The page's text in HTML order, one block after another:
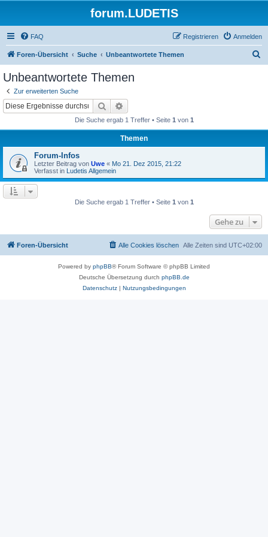
forum.LUDETIS
FAQ Anmelden
Registrieren
Foren-Übersicht Suche Unbeantwortete Themen
Unbeantwortete Themen
Zur erweiterten Suche
Suche
Die Suche ergab 1 Treffer • Seite 1 von 1
Themen
Forum-Infos
Letzter Beitrag von Uwe « Mo 21. Dez 2015, 21:22
Verfasst in Ludetis Allgemein
Die Suche ergab 1 Treffer • Seite 1 von 1
Gehe zu
Foren-Übersicht Alle Zeiten sind UTC+02:00
Alle Cookies löschen
Powered by phpBB® Forum Software © phpBB Limited
Deutsche Übersetzung durch phpBB.de
Datenschutz| Nutzungsbedingungen